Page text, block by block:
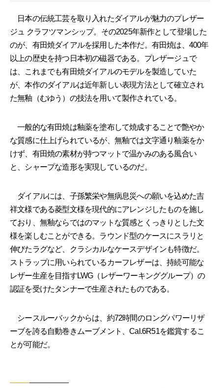
日本の伝統工芸を取り入れたダイアルが魅力のプレザー
ジュ クラフツマンシップ。その2025年新作として登場した
のが、有田焼ダイアルを採用した本作だ。有田焼は、400年
以上の歴史を持つ日本初の磁器である。プレザージュで
は、これまでも有田焼ダイアルのモデルを製造していた
が、本作のダイアルは近年新しい表現方法として確立され
た無釉（むゆう）の技法を用いて製作されている。
一般的な有田焼は釉薬を塗布して焼成することで艶やか
な質感に仕上げられているが、無釉では文字通り釉薬をか
けず、有田焼の素材が持つマットで温かみのある風合い
と、シャープな造形を実現しているのだ。
ダイアルには、子孫繁栄や無病息災への願いを込めた吉
祥文様である菱型文様を現代的にアレンジしたものを施し
ており、無釉ならではのマットな質感とくっきりとした文
様を楽しむことができる。ラウンド型のケースにスラリと
伸びたラグなど、クラシカルなケースデザインも特徴だ。
ストラップに用いられているカーフレザーは、持続可能な
レザー生産を目指すLWG（レザーワーキンググループ）の
認証を受けたタンナーで生産されたものである。
シースルーバックからは、約72時間のロングパワーリザ
ーブを誇る自動巻きムーブメント、Cal.6R51を鑑賞するこ
とが可能だ。